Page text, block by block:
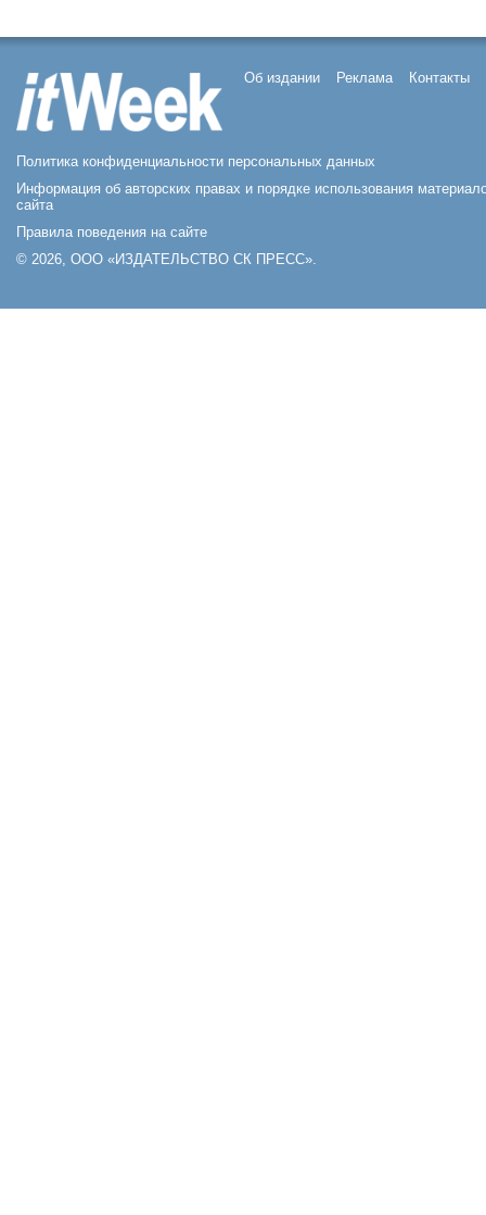
Об издании Реклама Контакты
Политика конфиденциальности персональных данных
Информация об авторских правах и порядке использования
сайта
Правила поведения на сайте
© 2026, ООО «ИЗДАТЕЛЬСТВО СК ПРЕСС».